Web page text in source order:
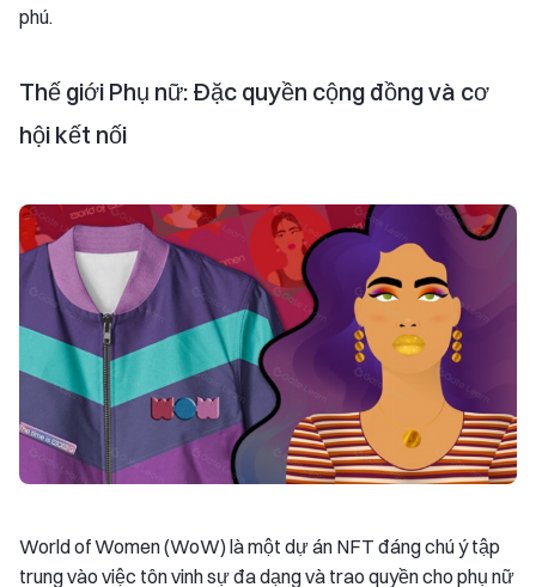
phú.
Thế giới Phụ nữ: Đặc quyền cộng đồng và cơ
hội kết nối
World of Women (WoW) là một dự án NFT đáng chú ý tập
trung vào việc tôn vinh sự đa dạng và trao quyền cho phụ nữ